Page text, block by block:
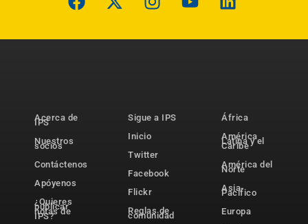
Acerca de
IPS
Nuestros
socios
Contáctenos
Apóyenos
¿Quieres
publicar
notas de
IPS?
Sigue a IPS
Inicio
Twitter
Facebook
Flickr
Reglas de
comunidad
África
América
Latina y el
Caribe
América del
Norte
Asia-
Pacífico
Europa